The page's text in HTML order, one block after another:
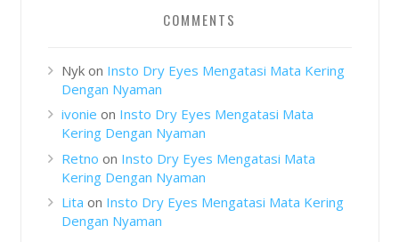
COMMENTS
Nykon Insto Dry Eyes Mengatasi Mata Kering
Dengan Nyaman
ivonie on Insto Dry Eyes Mengatasi Mata
Kering Dengan Nyaman
Retno on Insto Dry Eyes Mengatasi Mata
Kering Dengan Nyaman
Lita on Insto Dry Eyes Mengatasi Mata Kering
Dengan Nyaman